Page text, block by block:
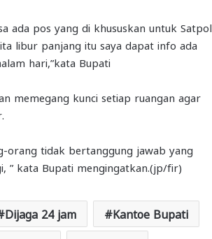
ada pos yang di khususkan untuk Satpol
libur panjang itu saya dapat info ada
hari,”kata Bupati
memegang kunci setiap ruangan agar
orang tidak bertanggung jawab yang
” kata Bupati mengingatkan.(jp/fir)
Dijaga 24 jam Kantoe Bupati